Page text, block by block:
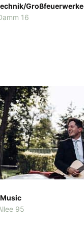
Großfeuerwerke
16
95